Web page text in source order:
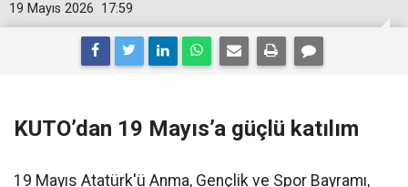
17:59
19 Mayıs 2026
KUTO’dan 19 Mayıs’a güçlü katılım
19 Mayıs Atatürk'ü Anma, Gençlik ve Spor Bayramı,